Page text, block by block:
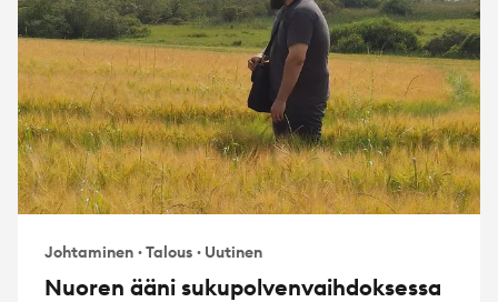
Johtaminen ·Talous · Uutinen
Nuoren ääni sukupolvenvaihdoksessa